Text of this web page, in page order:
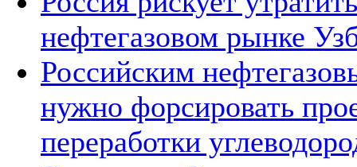
нефтегазовом рынке
Российским
нужно форсировать
переработки